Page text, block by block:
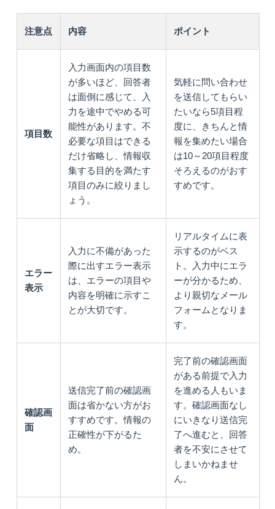
注意点 内容 ポイント
項目数
入力画面内の項目数
が多いほど、回答者
は面倒に感じて、入
力を途中でやめる可
能性があります。不
必要な項目はできる
だけ省略し、情報収
集する目的を満たす
項目のみに絞りまし
ょう。
気軽に問い合わせ
を送信してもらい
たいなら5項目程
度に、きちんと情
報を集めたい場合
は10～20項目程度
そろえるのがおす
すめです。
エラー
表示
入力に不備があった
際に出すエラー表示
は、エラーの項目や
内容を明確に示すこ
とが大切です。
リアルタイムに表
示するのがベス
ト。入力中にエラ
ーが分かるため、
より親切なメール
フォームとなりま
す。
確認画
面
送信完了前の確認画
面は省かない方がお
すすめです。情報の
正確性が下がるた
め。
完了前の確認画面
がある前提で入力
を進める人もいま
す。確認画面なし
にいきなり送信完
了へ進むと、回答
者を不安にさせて
しまいかねませ
ん。